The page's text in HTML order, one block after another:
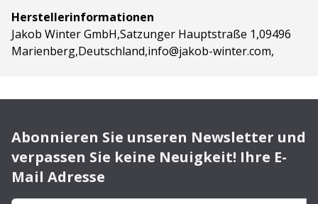
Herstellerinformationen
Jakob Winter GmbH,Satzunger Hauptstraße 1,09496
Marienberg,Deutschland,info@jakob-winter.com,
Abonnieren Sie unseren Newsletter und
verpassen Sie keine Neuigkeit! Ihre E-
Mail Adresse